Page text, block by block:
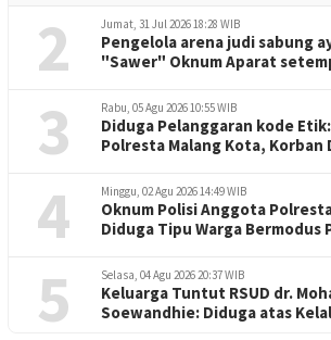
2 Jumat, 31 Jul 2026 18:28 WIB
Pengelola arena judi sabung
"Sawer" Oknum Aparat
3 Rabu, 05 Agu 2026 10:55 WIB
Diduga Pelanggaran kode
Polresta Malang Kota, Korban
4 Minggu, 02 Agu 2026 14:49 WIB
Oknum Polisi Anggota
Diduga Tipu Warga Bermodus
5 Selasa, 04 Agu 2026 20:37 WIB
Keluarga Tuntut RSUD dr.
Soewandhie: Diduga atas